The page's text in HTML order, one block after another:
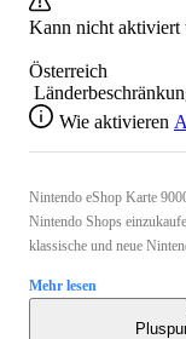
Kann nicht aktiviert
Österreich
Wie aktivieren
Nintendo eShop Karte
Nintendo Shops
klassische und neue
Mehr lesen